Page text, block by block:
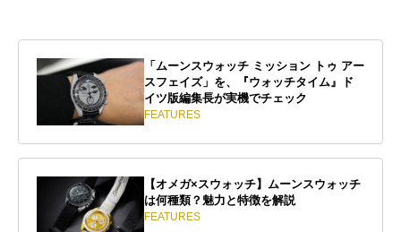
「ムーンスウォッチ ミッション トゥ アー
スフェイズ」を、『ウォッチタイム』ド
イツ版編集長が実機でチェック
FEATURES
【オメガ×スウォッチ】ムーンスウォッチ
は何種類？魅力と特徴を解説
FEATURES